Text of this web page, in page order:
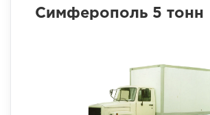
Симферополь 5 тонн